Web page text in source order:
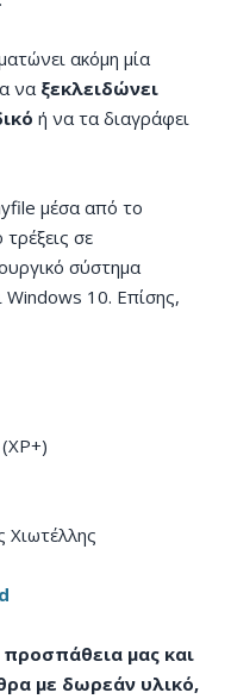
ακόμη μία
να ξεκλειδώνει
ή να τα διαγράφει
μέσα από το
σε
σύστημα
10. Επίσης,
Χιωτέλλης
προσπάθεια μας και
με δωρεάν υλικό,